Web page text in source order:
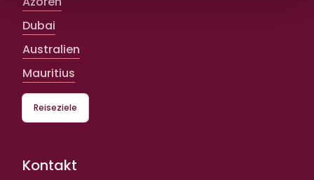
Dubai
Australien
Mauritius
Reiseziele
Kontakt